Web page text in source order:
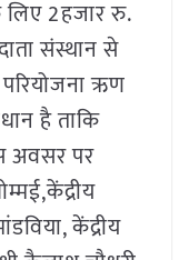
2हजार रु.
संस्थान से
ऋण
है ताकि
अवसर पर
केंद्रीय